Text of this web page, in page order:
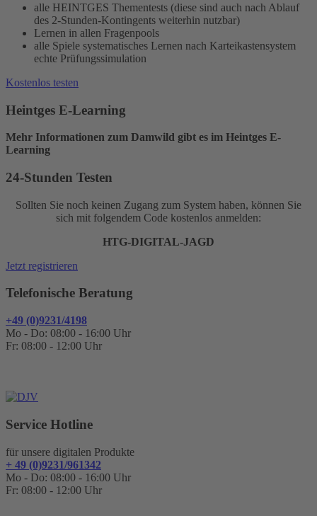
alle HEINTGES Thementests (diese sind auch nach Ablauf
des 2-Stunden-Kontingents weiterhin nutzbar)
Lernen in allen Fragenpools
alle Spiele systematisches Lernen nach Karteikastensystem
echte Prüfungssimulation
Kostenlos testen
Heintges E-Learning
Mehr Informationen zum Damwild gibt es im Heintges E-
Learning
24-Stunden Testen
Sollten Sie noch keinen Zugang zum System haben, können Sie
sich mit folgendem Code kostenlos anmelden:
HTG-DIGITAL-JAGD
Jetzt registrieren
Telefonische Beratung
+49 (0)9231/4198
Mo - Do: 08:00 - 16:00 Uhr
Fr: 08:00 - 12:00 Uhr
Service Hotline
für unsere digitalen Produkte
+ 49 (0)9231/961342
Mo - Do: 08:00 - 16:00 Uhr
Fr: 08:00 - 12:00 Uhr